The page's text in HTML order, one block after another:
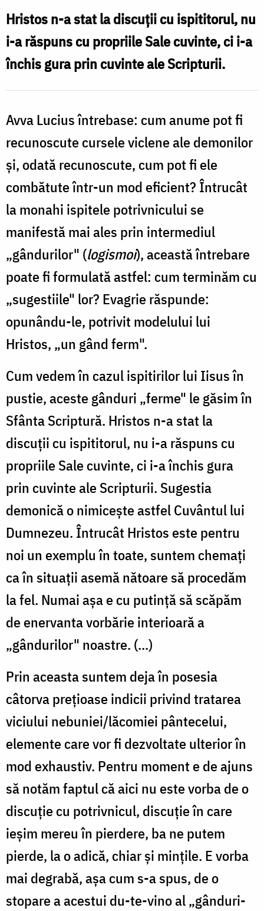
recunoscute
cursele
viclene
ale
şi,
odată
recunoscute,
cum
pot
fi
ele
combătute
într-
mod
eficient?
Hristos n-a stat la discuţii cu ispititorul, nu
i-a răspuns cu propriile Sale cuvinte, ci i-a
închis gura prin cuvinte ale Scripturii.
Avva Lucius întrebase: cum anume pot fi
recunoscute cursele viclene ale demonilor
şi, odată recunoscute, cum pot fi ele
combătute într-un mod eficient? Întrucât
la monahi ispitele potrivnicului se
manifestă mai ales prin intermediul
„gândurilor" (logismoi), această întrebare
poate fi formulată astfel: cum terminăm cu
„sugestiile" lor? Evagrie răspunde:
opunându-le, potrivit modelului lui
Hristos, „un gând ferm".
Cum vedem în cazul ispitirilor lui Iisus în
pustie, aceste gânduri „ferme" le găsim în
Sfânta Scriptură. Hristos n-a stat la
discuţii cu ispititorul, nu i-a răspuns cu
propriile Sale cuvinte, ci i-a închis gura
prin cuvinte ale Scripturii. Sugestia
demonică o nimiceşte astfel Cuvântul lui
Dumnezeu. Întrucât Hristos este pentru
noi un exemplu în toate, suntem chemaţi
ca în situaţii asemă­ nătoare să procedăm
la fel. Numai aşa e cu putinţă să scăpăm
de enervanta vorbărie interioară a
„gândurilor" noastre. (...)
Prin aceasta suntem deja în posesia
câtorva preţioase indicii privind tratarea
viciului nebuniei/lăcomiei pântecelui,
elemente care vor fi dezvoltate ulterior în
mod exhaustiv. Pentru moment e de ajuns
să notăm faptul că aici nu este vorba de o
discuţie cu potrivnicul, discuţie în care
ieşim mereu în pierdere, ba ne putem
pierde, la o adică, chiar şi minţile. E vorba
mai degrabă, aşa cum s-a spus, de o
stopare a acestui du-te-vino al „gânduri­